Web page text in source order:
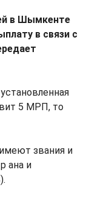
в Шымкенте
в связи с
5 МРП, то
звания и
ана и